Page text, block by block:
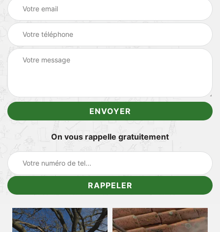
On vous rappelle gratuitement